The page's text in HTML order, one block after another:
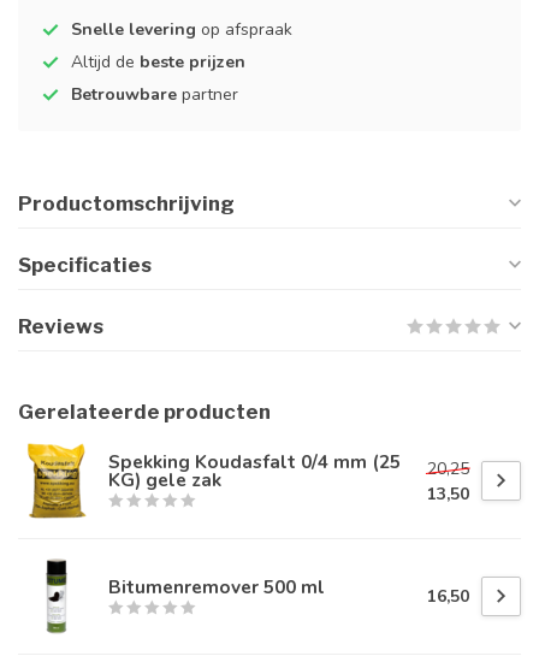
Snelle levering op afspraak
Altijd de beste prijzen
Betrouwbare partner
Productomschrijving
Specificaties
Reviews
Gerelateerde producten
Spekking Koudasfalt 0/4 mm (25
KG) gele zak
20,25
13,50
Bitumenremover 500 ml 16,50